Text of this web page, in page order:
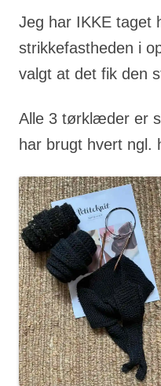
Jeg har IKKE taget
strikkefastheden i
valgt at det fik den
Alle 3 tørklæder er
har brugt hvert ngl.